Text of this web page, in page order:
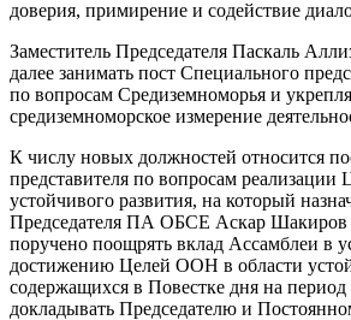
доверия, примирение и содействие
Заместитель Председателя Паскаль
далее занимать пост Специального
по вопросам Средиземноморья и
средиземноморское измерение
К числу новых должностей относится
представителя по вопросам реализации
устойчивого развития, на который
Председателя ПА ОБСЕ Аскар Шакиров
поручено поощрять вклад Ассамблеи в
достижению Целей ООН в области
содержащихся в Повестке дня на период
докладывать Председателю и